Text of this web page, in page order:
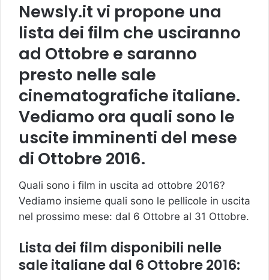
Newsly.it vi propone una
lista dei film che usciranno
ad Ottobre e saranno
presto nelle sale
cinematografiche italiane.
Vediamo ora quali sono le
uscite imminenti del mese
di Ottobre 2016.
Quali sono i film in uscita ad ottobre 2016?
Vediamo insieme quali sono le pellicole in uscita
nel prossimo mese: dal 6 Ottobre al 31 Ottobre.
Lista dei film disponibili nelle
sale italiane dal 6 Ottobre 2016: